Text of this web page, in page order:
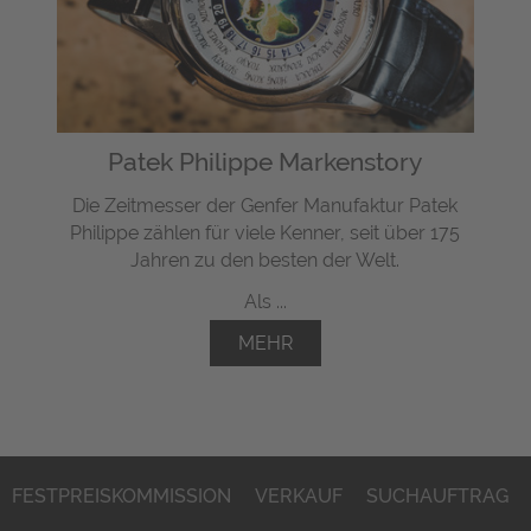
Patek Philippe Markenstory
Die Zeitmesser der Genfer Manufaktur Patek
Philippe zählen für viele Kenner, seit über 175
Jahren zu den besten der Welt.
Als ...
MEHR
FESTPREISKOMMISSION VERKAUF SUCHAUFTRAG